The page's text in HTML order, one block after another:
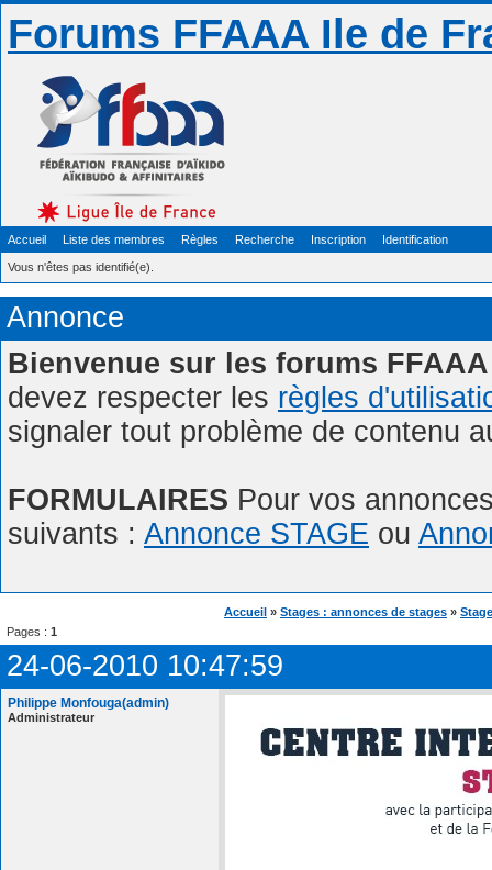
Forums FFAAA Ile de
Accueil Liste des membres Règles Recherche Inscription Identification
Vous n'êtes pas identifié(e).
Annonce
Bienvenue sur les forums FFAAA
devez respecter les règles
signaler tout problème de contenu
FORMULAIRES Pour vos
suivants : Annonce STAGE ou
Accueil » Stages : annonces de stages »
Pages : 1
24-06-2010 10:47:59
Philippe Monfouga(admin)
Administrateur